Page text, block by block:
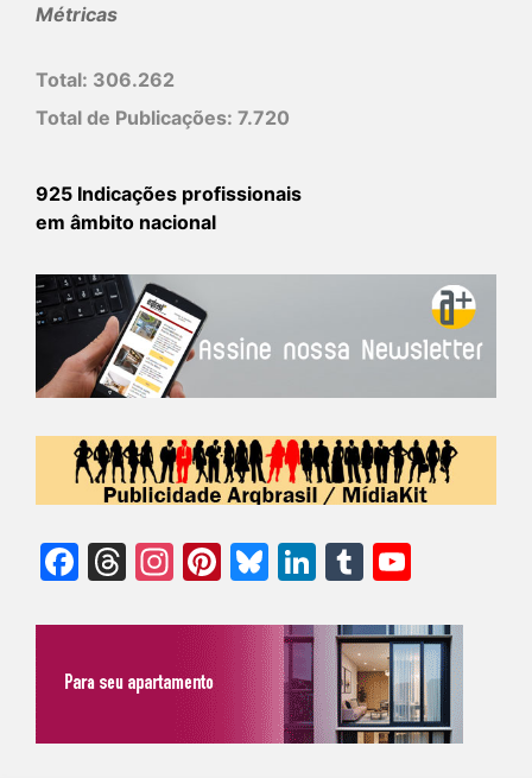
Métricas
Total: 306.262
Total de Publicações: 7.720
925 Indicações profissionais
em âmbito nacional
Facebook
Threads
Instagram
Pinterest
Bluesky
LinkedIn
Tumblr